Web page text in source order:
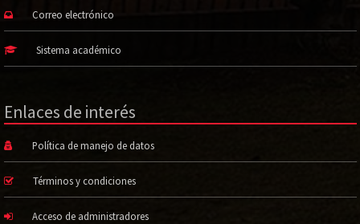
Correo electrónico
Sistema académico
Enlaces de interés
Política de manejo de datos
Términos y condiciones
Acceso de administradores